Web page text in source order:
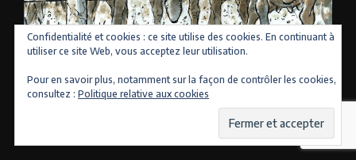
DERNIERES PARUTIONS
Confidentialité et cookies : ce site utilise des cookies. En continuant à
utiliser ce site Web, vous acceptez leur utilisation.
Pour en savoir plus, notamment sur la façon de contrôler les cookies,
consultez : Politique relative aux cookies